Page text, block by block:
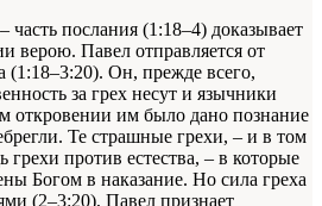
часть послания (1:18–4) доказывает
верою. Павел отправляется от
(1:18–3:20). Он, прежде всего,
за грех несут и язычники
откровении им было дано познание
Те страшные грехи, – и в том
грехи против естества, – в которые
Богом в наказание. Но сила греха
(2–3:20), Павел признает